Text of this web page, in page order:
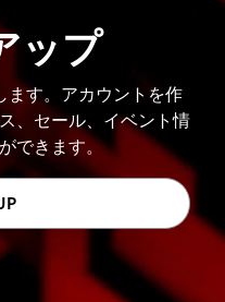
ップ
ます。アカウントを作
、セール、イベント情
できます。